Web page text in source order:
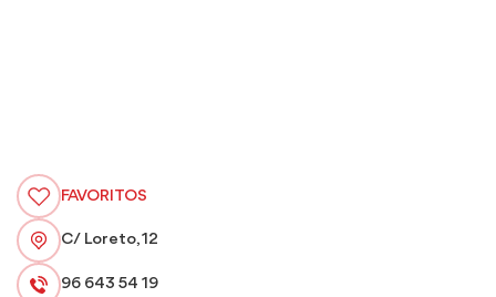
FAVORITOS
C/ Loreto, 12
96 643 54 19